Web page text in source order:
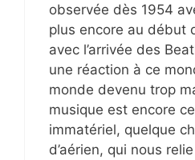
observée dès 1954
plus encore au début
avec l’arrivée des
une réaction à ce
monde devenu trop
musique est encore
immatériel, quelque
d’aérien, qui nous